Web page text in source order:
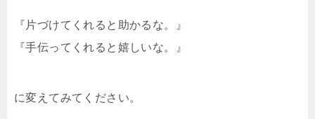
『片づけてくれると助かるな。』
『手伝ってくれると嬉しいな。』
に変えてみてください。